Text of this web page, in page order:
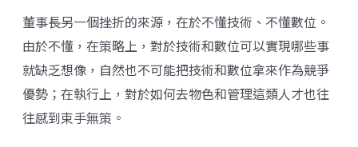
董事長另一個挫折的來源，在於不懂技術、不懂數位。
由於不懂，在策略上，對於技術和數位可以實現哪些事
就缺乏想像，自然也不可能把技術和數位拿來作為競爭
優勢；在執行上，對於如何去物色和管理這類人才也往
往感到束手無策。